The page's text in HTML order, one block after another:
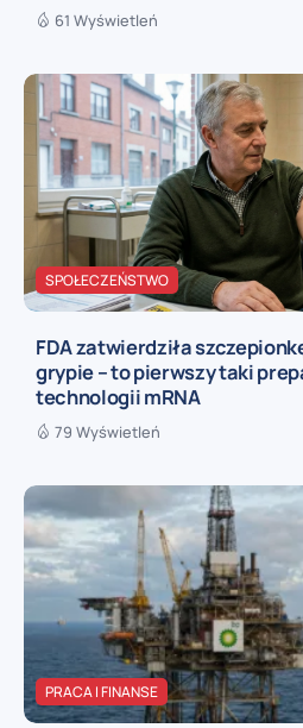
61 Wyświetleń
SPOŁECZEŃSTWO
FDA zatwierdziła
grypie – to pierwszy taki
technologii mRNA
79 Wyświetleń
PRACA I FINANSE